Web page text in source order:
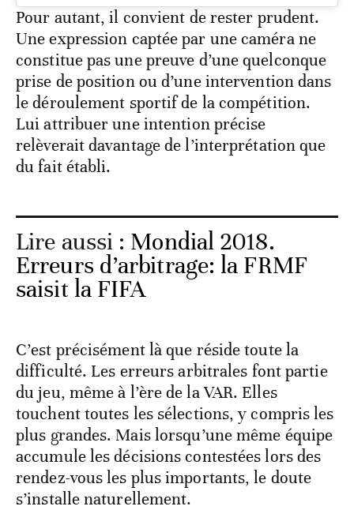
Pour autant, il convient de rester prudent.
Une expression captée par une caméra ne
constitue pas une preuve d’une quelconque
prise de position ou d’une intervention dans
le déroulement sportif de la compétition.
Lui attribuer une intention précise
relèverait davantage de l’interprétation que
du fait établi.
Lire aussi : Mondial 2018.
Erreurs d’arbitrage: la FRMF
saisit la FIFA
C’est précisément là que réside toute la
difficulté. Les erreurs arbitrales font partie
du jeu, même à l’ère de la VAR. Elles
touchent toutes les sélections, y compris les
plus grandes. Mais lorsqu’une même équipe
accumule les décisions contestées lors des
rendez-vous les plus importants, le doute
s’installe naturellement.